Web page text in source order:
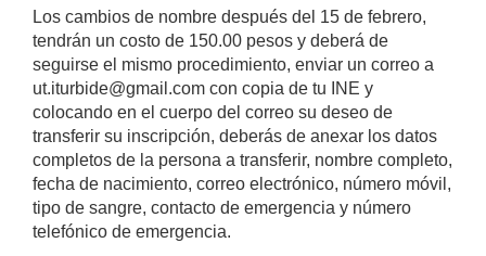
Los cambios de nombre después del 15 de febrero,
tendrán un costo de 150.00 pesos y deberá de
seguirse el mismo procedimiento, enviar un correo a
ut.iturbide@gmail.com con copia de tu INE y
colocando en el cuerpo del correo su deseo de
transferir su inscripción, deberás de anexar los datos
completos de la persona a transferir, nombre completo,
fecha de nacimiento, correo electrónico, número móvil,
tipo de sangre, contacto de emergencia y número
telefónico de emergencia.